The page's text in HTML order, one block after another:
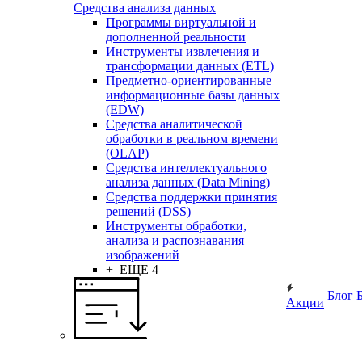
Средства анализа данных
Программы виртуальной и
дополненной реальности
Инструменты извлечения и
трансформации данных (ETL)
Предметно-ориентированные
информационные базы данных
(EDW)
Средства аналитической
обработки в реальном времени
(OLAP)
Средства интеллектуального
анализа данных (Data Mining)
Средства поддержки принятия
решений (DSS)
Инструменты обработки,
анализа и распознавания
изображений
+ ЕЩЕ 4
Акции
Блог